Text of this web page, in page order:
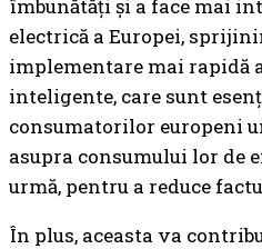
îmbunătăți și a face mai
electrică a Europei,
implementare mai rapidă
inteligente, care sunt
consumatorilor europeni
asupra consumului lor de
urmă, pentru a reduce
În plus, aceasta va